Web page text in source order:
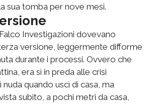
sua tomba per nove mesi.
Investigazioni dovevano
versione, leggermente difforme
durante i processi. Ovvero che
era sì in preda alle crisi
quando uscì di casa, ma
subito, a pochi metri da casa,